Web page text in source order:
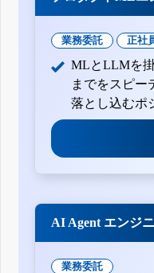
業務委託 正社
MLとLLMを
までをスピー
落とし込むポ
AI Agent エンジ
業務委託